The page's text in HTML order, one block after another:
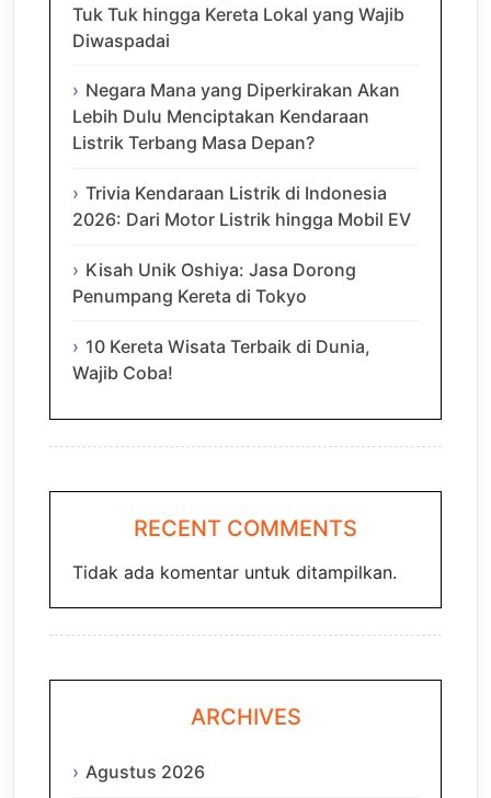
Tuk Tuk hingga Kereta Lokal yang Wajib
Diwaspadai
Negara Mana yang Diperkirakan Akan
Lebih Dulu Menciptakan Kendaraan
Listrik Terbang Masa Depan?
Trivia Kendaraan Listrik di Indonesia
2026: Dari Motor Listrik hingga Mobil EV
Kisah Unik Oshiya: Jasa Dorong
Penumpang Kereta di Tokyo
10 Kereta Wisata Terbaik di Dunia,
Wajib Coba!
RECENT COMMENTS
Tidak ada komentar untuk ditampilkan.
ARCHIVES
Agustus 2026